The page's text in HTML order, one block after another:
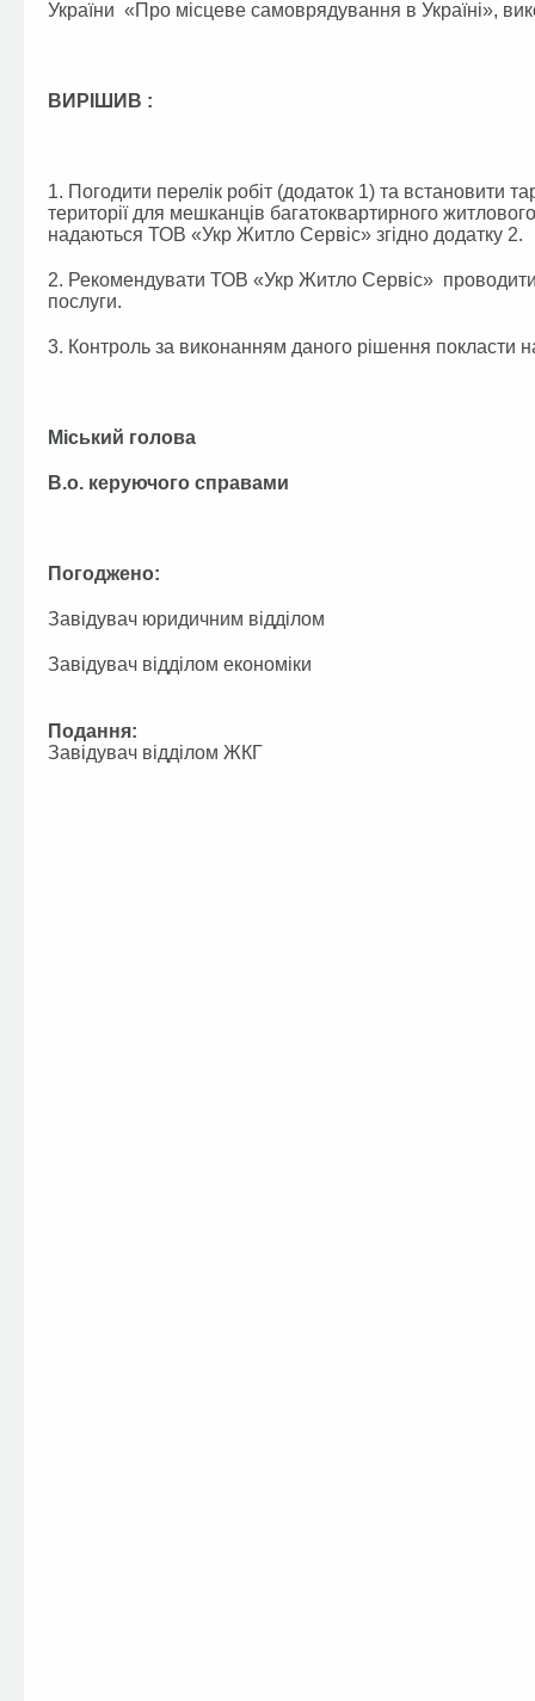
України «Про місцеве самоврядування в Україні»,
ВИРІШИВ :
1. Погодити перелік робіт (додаток 1) та встановити
території для мешканців багатоквартирного
надаються ТОВ «Укр Житло Сервіс» згідно додатку 2.
2. Рекомендувати ТОВ «Укр Житло Сервіс»
послуги.
3. Контроль за виконанням даного рішення покласти
Міський голова
В.о. керуючого справами
Погоджено:
Завідувач юридичним
Завідувач відділом
Подання:
Завідувач відділом ЖКГ